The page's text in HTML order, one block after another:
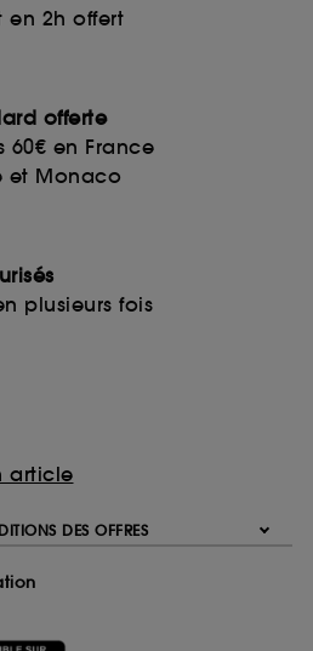
en 2h offert
offerte
en France
et Monaco
plusieurs fois
article
DES OFFRES